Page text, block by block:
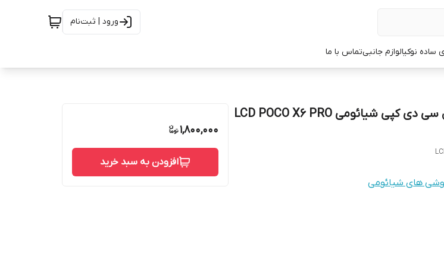
ورود | ثبت‌نام
نوکیالوازم جانبیتماس با ما
قیمت و خرید تاچ ال سی دی کپی شیائومی LCD POCO X6 PRO
های شیائومی
1,800,000
افزودن به سبد خرید